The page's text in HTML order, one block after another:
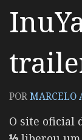
PORMARCELO
O site oficial